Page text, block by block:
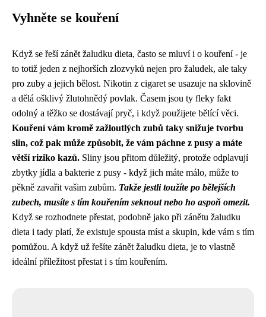
Vyhněte se kouření
Když se řeší zánět žaludku dieta, často se mluví i o kouření - je
to totiž jeden z nejhorších zlozvyků nejen pro žaludek, ale taky
pro zuby a jejich bělost. Nikotin z cigaret se usazuje na sklovině
a dělá ošklivý žlutohnědý povlak. Časem jsou ty fleky fakt
odolný a těžko se dostávají pryč, i když použijete bělící věci.
Kouření vám kromě zažloutlých zubů taky snižuje tvorbu
slin, což pak může způsobit, že vám páchne z pusy a máte
větší riziko kazů. Sliny jsou přitom důležitý, protože odplavují
zbytky jídla a bakterie z pusy - když jich máte málo, může to
pěkně zavařit vašim zubům. Takže jestli toužíte po bělejších
zubech, musíte s tím kouřením seknout nebo ho aspoň omezit.
Když se rozhodnete přestat, podobně jako při zánětu žaludku
dieta i tady platí, že existuje spousta míst a skupin, kde vám s tím
pomůžou. A když už řešíte zánět žaludku dieta, je to vlastně
ideální příležitost přestat i s tím kouřením.